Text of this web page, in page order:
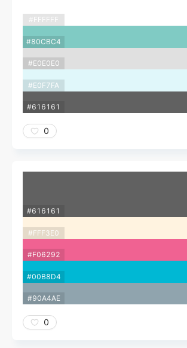
#FFFFFF
#80CBC4
#E0E0E0
#E0F7FA
#616161
0
#616161
#FFF3E0
#F06292
#00B8D4
#90A4AE
0